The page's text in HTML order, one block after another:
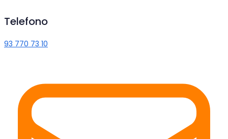
Telefono
93 770 73 10